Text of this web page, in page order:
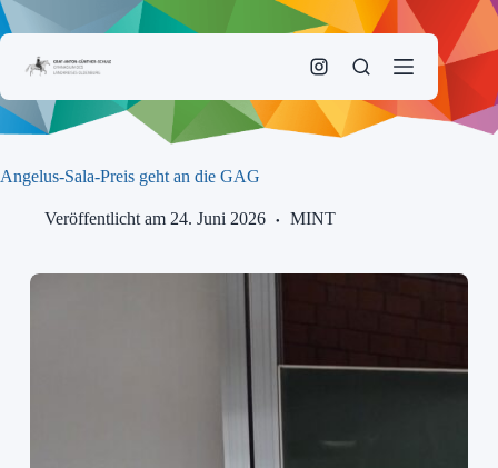
Zum
Inhalt
Angelus-Sala-Preis geht an die GAG
Veröffentlicht am 24. Juni 2026 MINT